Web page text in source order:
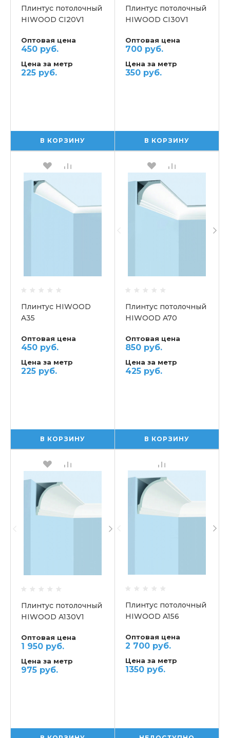
Плинтус потолочный
HIWOOD CI20V1
Оптовая цена
450 руб.
Цена за метр
225 руб.
В КОРЗИНУ
Плинтус потолочный
HIWOOD CI30V1
Оптовая цена
700 руб.
Цена за метр
350 руб.
В КОРЗИНУ
Плинтус HIWOOD
A35
Оптовая цена
450 руб.
Цена за метр
225 руб.
В КОРЗИНУ
Плинтус потолочный
HIWOOD A70
Оптовая цена
850 руб.
Цена за метр
425 руб.
В КОРЗИНУ
Плинтус потолочный
HIWOOD A130V1
Оптовая цена
1 950 руб.
Цена за метр
975 руб.
Плинтус потолочный
HIWOOD A156
Оптовая цена
2 700 руб.
Цена за метр
1350 руб.